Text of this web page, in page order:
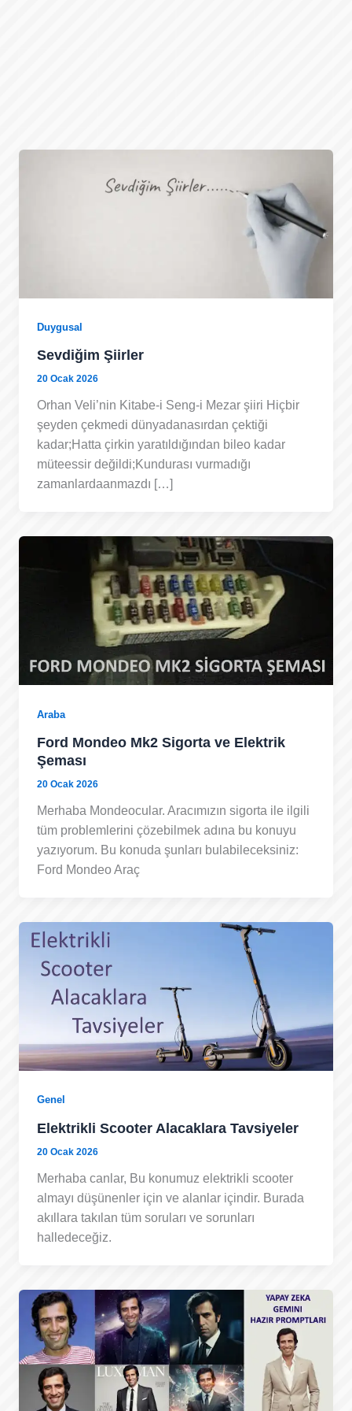
Duygusal
Sevdiğim Şiirler
20 Ocak 2026
Orhan Veli’nin Kitabe-i Seng-i Mezar şiiri Hiçbir
şeyden çekmedi dünyadanasırdan çektiği
kadar;Hatta çirkin yaratıldığından bileo kadar
müteessir değildi;Kundurası vurmadığı
zamanlardaanmazdı […]
Araba
Ford Mondeo Mk2 Sigorta ve Elektrik
Şeması
20 Ocak 2026
Merhaba Mondeocular. Aracımızın sigorta ile ilgili
tüm problemlerini çözebilmek adına bu konuyu
yazıyorum. Bu konuda şunları bulabileceksiniz:
Ford Mondeo Araç
Genel
Elektrikli Scooter Alacaklara Tavsiyeler
20 Ocak 2026
Merhaba canlar, Bu konumuz elektrikli scooter
almayı düşünenler için ve alanlar içindir. Burada
akıllara takılan tüm soruları ve sorunları
halledeceğiz.